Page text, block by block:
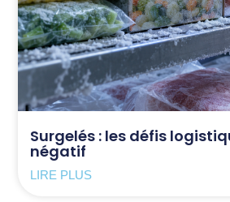
Surgelés : les défis
négatif
LIRE PLUS